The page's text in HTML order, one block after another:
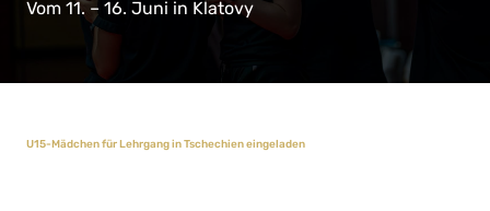
Vom 11. – 16. Juni in Klatovy
U15-Mädchen für Lehrgang in Tschechien eingeladen